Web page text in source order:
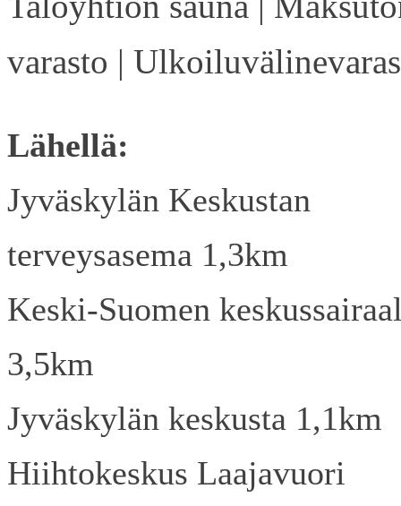
varasto |
Lähellä:
Jyväskylän Keskustan
terveysasema 1,3km
Keski-Suomen
3,5km
Jyväskylän keskusta 1,1km
Hiihtokeskus Laajavuori